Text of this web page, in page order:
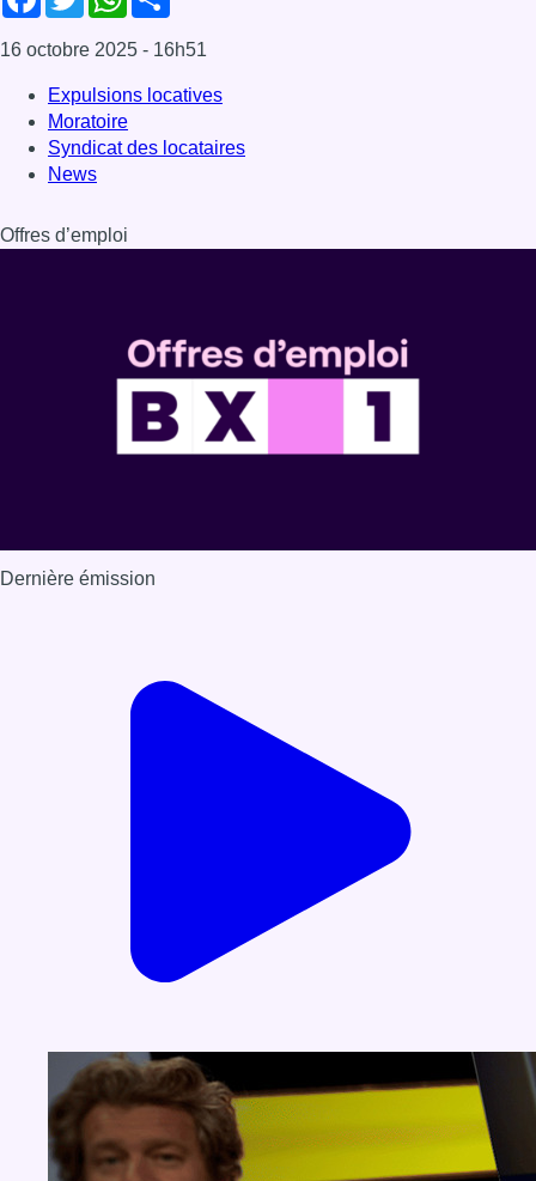
16 octobre 2025 - 16h51
Expulsions locatives
Moratoire
Syndicat des locataires
News
Offres d’emploi
Dernière émission